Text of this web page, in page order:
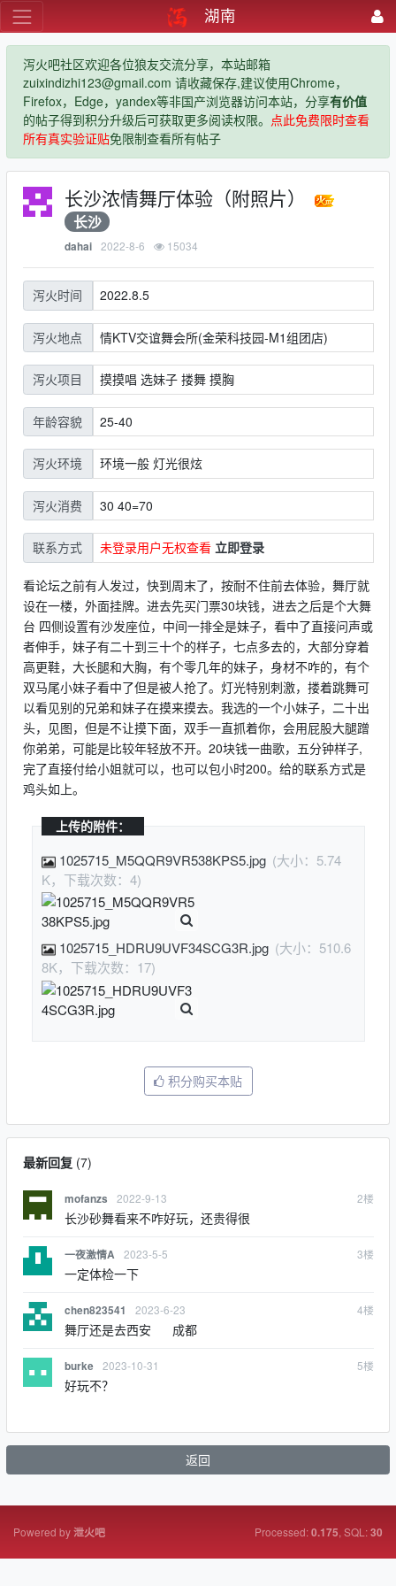
湖南
泻火吧社区欢迎各位狼友交流分享，本站邮箱
zuixindizhi123@gmail.com 请收藏保存,建议使用Chrome，
Firefox，Edge，yandex等非国产浏览器访问本站，分享有价值
的帖子得到积分升级后可获取更多阅读权限。 点此免费限时查看
所有真实验证贴免限制查看所有帖子
长沙浓情舞厅体验（附照片）
长沙
dahai 2022-8-6 15034
泻火时间 2022.8.5
泻火地点 情KTV交谊舞会所(金荣科技园-M1组团店)
泻火项目 摸摸唱 选妹子 搂舞 摸胸
年龄容貌 25-40
泻火环境 环境一般 灯光很炫
泻火消费 30 40=70
联系方式 未登录用户无权查看 立即登录
看论坛之前有人发过，快到周末了，按耐不住前去体验，舞厅就
设在一楼，外面挂牌。进去先买门票30块钱，进去之后是个大舞
台 四侧设置有沙发座位，中间一排全是妹子，看中了直接问声或
者伸手，妹子有二十到三十个的样子，七点多去的，大部分穿着
高更鞋，大长腿和大胸，有个零几年的妹子，身材不咋的，有个
双马尾小妹子看中了但是被人抢了。灯光特别刺激，搂着跳舞可
以看见别的兄弟和妹子在摸来摸去。我选的一个小妹子，二十出
头，见图，但是不让摸下面，双手一直抓着你，会用屁股大腿蹭
你弟弟，可能是比较年轻放不开。20块钱一曲歌，五分钟样子,
完了直接付给小姐就可以，也可以包小时200。给的联系方式是
鸡头如上。
上传的附件：
1025715_M5QQR9VR538KPS5.jpg (大小：5.74
K，下载次数：4)
1025715_HDRU9UVF34SCG3R.jpg (大小：510.6
8K，下载次数：17)
积分购买本贴
最新回复(7)
mofanzs 2022-9-13 2楼
长沙砂舞看来不咋好玩，还贵得很
一夜激情A 2023-5-5 3楼
一定体检一下
chen823541 2023-6-23 4楼
舞厅还是去西安 成都
burke 2023-10-31 5楼
好玩不？
返回
Powered by泄火吧 Processed:0.175, SQL:30